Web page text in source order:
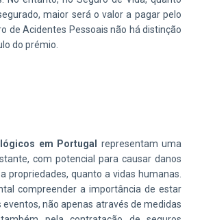
maior será o valor a pagar pelo
de Acidentes Pessoais não há distinção
do prémio.
em Portugal
representam uma
com potencial para causar danos
propriedades, quanto a vidas humanas.
compreender a importância de estar
não apenas através de medidas